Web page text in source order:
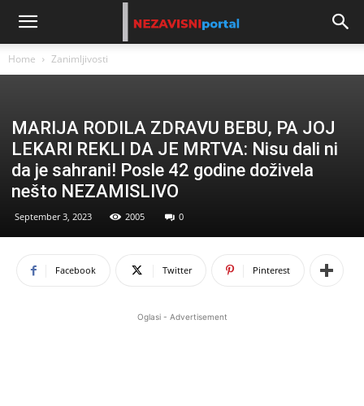
Home Zanimljivosti
MARIJA RODILA ZDRAVU BEBU, PA JOJ
LEKARI REKLI DA JE MRTVA: Nisu dali ni
da je sahrani! Posle 42 godine doživela
nešto NEZAMISLIVO
September 3, 2023 2005 0
Facebook Twitter Pinterest
Oglasi - Advertisement